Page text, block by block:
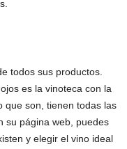
todos sus productos.
es la vinoteca con la
que son, tienen todas las
su página web, puedes
y elegir el vino ideal